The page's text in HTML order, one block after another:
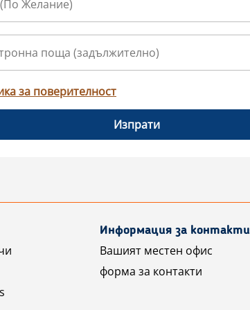
за поверителност
Изпрати
Информация за контакти
Вашият местен офис
форма за контакти